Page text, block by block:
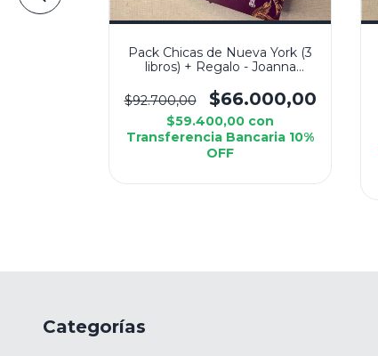
Pack Chicas de Nueva York (3
libros) + Regalo - Joanna
$92.700,00
$66.000,00
$59.400,00 con
Transferencia Bancaria 10%
OFF
Categorías